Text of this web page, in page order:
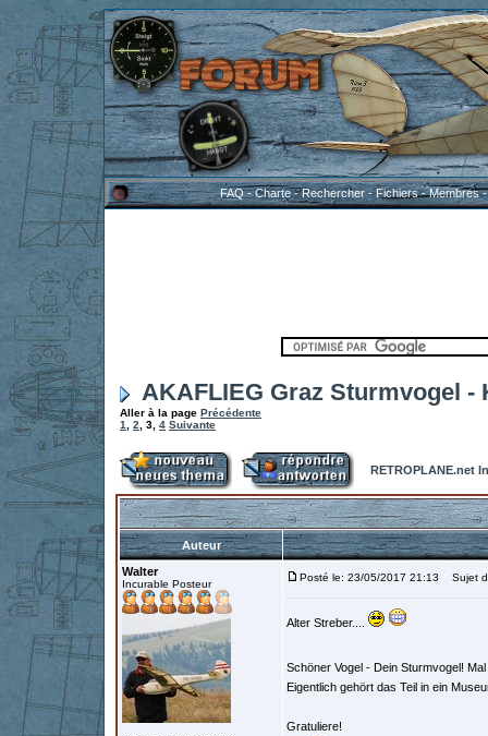
FAQ-Charte-Rechercher-Fichiers-Membres
AKAFLIEG Graz Sturmvogel -
Aller à la page Précédente
1
2 3 4 Suivante
RETROPLANE.net
Auteur
Walter
Incurable Posteur
Posté le: 23/05/2017 21:13 Sujet
Alter Streber....
Schöner Vogel - Dein Sturmvogel!
Eigentlich gehört das Teil in ein
Gratuliere!